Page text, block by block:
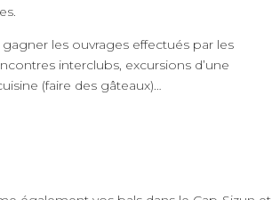
les ouvrages effectués par les
interclubs, excursions d’une
(faire des gâteaux)…